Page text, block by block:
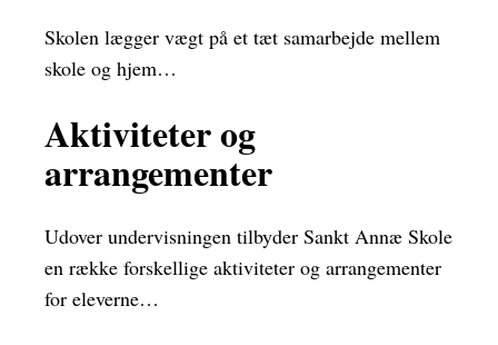
Skolen lægger vægt på et tæt samarbejde mellem
skole og hjem…
Aktiviteter og
arrangementer
Udover undervisningen tilbyder Sankt Annæ Skole
en række forskellige aktiviteter og arrangementer
for eleverne…